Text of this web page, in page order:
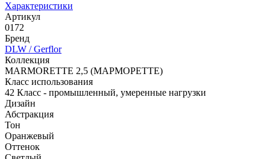
Характеристики
Артикул
0172
Бренд
DLW / Gerflor
Коллекция
MARMORETTE 2,5 (МАРМОРЕТТЕ)
Класс использования
42 Класс - промышленный, умеренные нагрузки
Дизайн
Абстракция
Тон
Оранжевый
Оттенок